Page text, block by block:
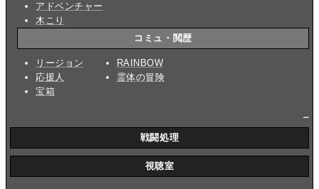
アドベンチャー
木こり
コミュ・閲歴
リージョン
応援人
宝箱
RAINBOW
霊体の冒険
戦闘処理
視聴室